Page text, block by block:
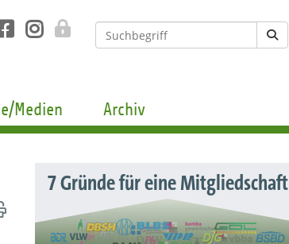
Medien Archiv
7 Gründe für eine Mitgliedschaft